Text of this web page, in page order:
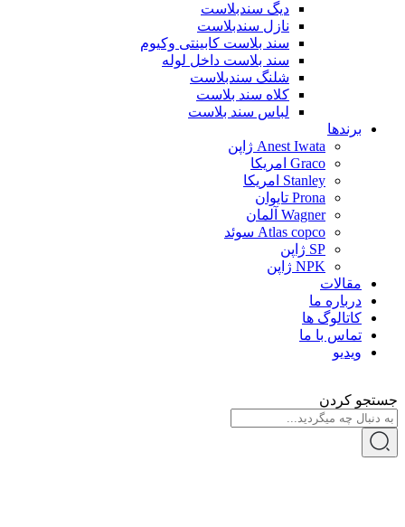
دیگ سندبلاست
نازل سندبلاست
سند بلاست کابینتی وکیوم
سند بلاست داخل لوله
شلنگ سندبلاست
کلاه سند بلاست
لباس سند بلاست
برندها
Anest Iwata ژاپن
Graco امریکا
Stanley امریکا
Prona تایوان
Wagner آلمان
Atlas copco سوئد
SP ژاپن
NPK ژاپن
مقالات
درباره ما
کاتالوگ ها
تماس با ما
ویدیو
جستجو کردن